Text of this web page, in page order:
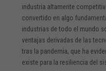
industria altamente
convertido en algo
industrias de todo el mundo
ventajas derivadas de las
tras la pandemia, que ha
existe para la resiliencia del